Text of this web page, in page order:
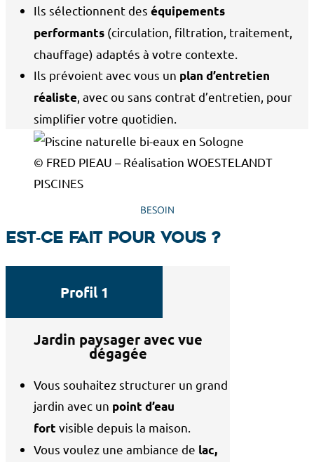
Ils sélectionnent des équipements
performants (circulation, filtration, traitement,
chauffage) adaptés à votre contexte.
Ils prévoient avec vous un plan d’entretien
réaliste , avec ou sans contrat d’entretien, pour
simplifier votre quotidien.
© FRED PIEAU – Réalisation WOESTELANDT
PISCINES
BESOIN
Est‑ce fait pour vous ?
Profil 1
Jardin paysager avec vue
dégagée
Vous souhaitez structurer un grand
jardin avec un point d’eau
fort visible depuis la maison.
Vous voulez une ambiance de lac,